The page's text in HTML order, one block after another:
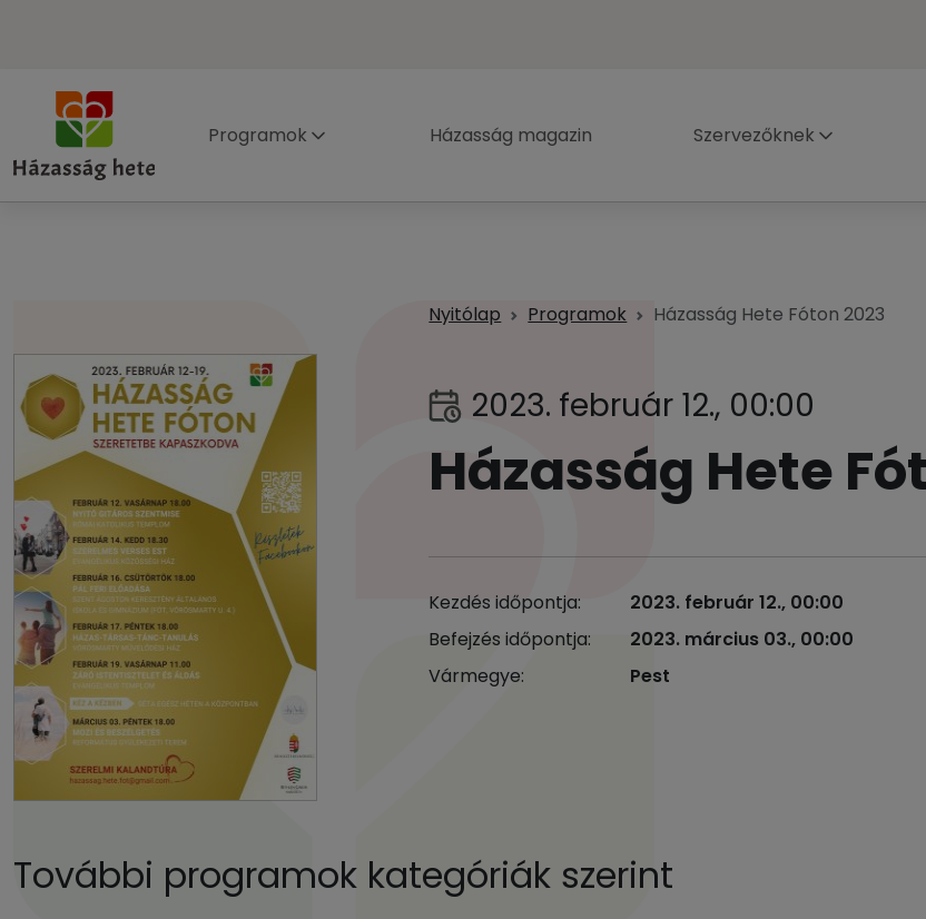
Programok Házasság magazin Szervezőknek
Nyitólap Programok Házasság Hete Fóton 2023
2023. február 12., 00:00
Házasság Hete
Kezdés időpontja:
2023. február 12., 00:00
Befejzés időpontja:
2023. március 03., 00:00
Vármegye:
Pest
További programok kategóriák szerint